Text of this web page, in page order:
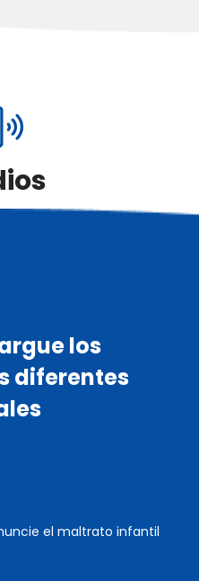
los
diferentes
el maltrato infantil